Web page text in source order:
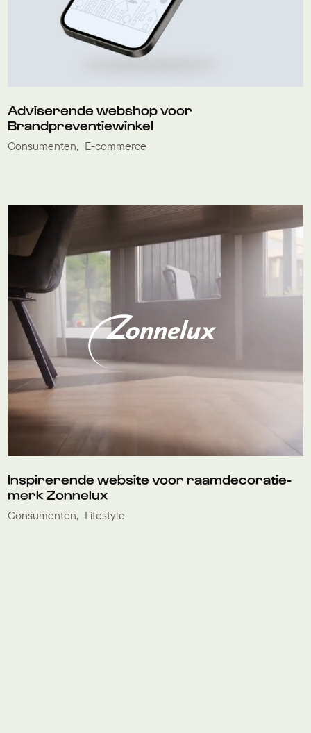
Adviserende webshop voor
Brandpreventiewinkel
Consumenten E-commerce
Inspirerende website voor raamdecoratie-
merk Zonnelux
Consumenten Lifestyle